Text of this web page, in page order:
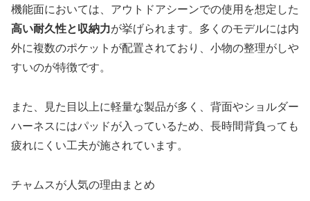
機能面においては、アウトドアシーンでの使用を想定した
高い耐久性と収納力が挙げられます。多くのモデルには内
外に複数のポケットが配置されており、小物の整理がしや
すいのが特徴です。
また、見た目以上に軽量な製品が多く、背面やショルダー
ハーネスにはパッドが入っているため、長時間背負っても
疲れにくい工夫が施されています。
チャムスが人気の理由まとめ